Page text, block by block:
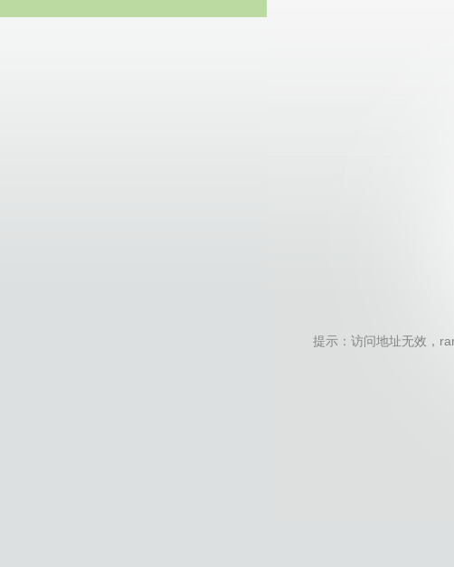
提示：访问地址无效，